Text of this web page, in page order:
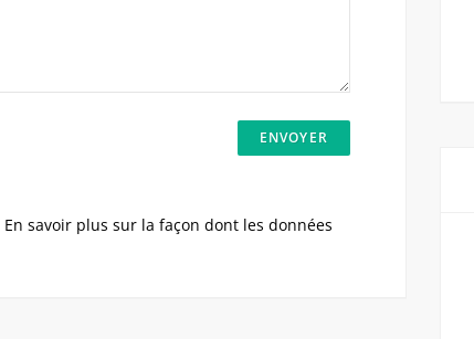
En savoir plus sur la façon dont les données